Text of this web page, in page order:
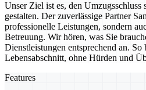
Unser Ziel ist es, den Umzugsschluss
gestalten. Der zuverlässige Partner
professionelle Leistungen, sondern
Betreuung. Wir hören, was Sie
Dienstleistungen entsprechend an.
Lebensabschnitt, ohne Hürden und
Features